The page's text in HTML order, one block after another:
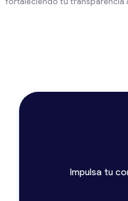
Impulsa tu